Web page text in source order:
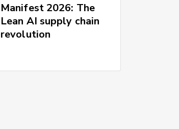
Manifest 2026: The
Lean AI supply chain
revolution